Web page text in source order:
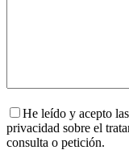
He leído y acepto
privacidad sobre el
consulta o petición.